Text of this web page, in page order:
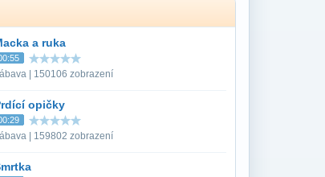
a ruka
| 150106 zobrazení
opičky
| 159802 zobrazení